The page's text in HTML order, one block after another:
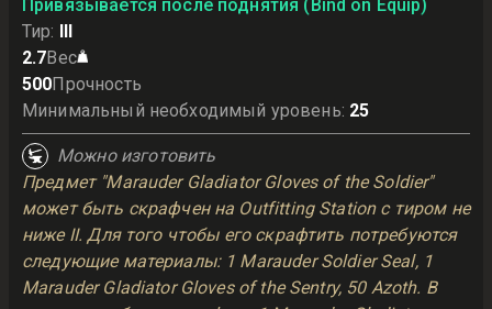
Привязывается после поднятия (Bind on Equip)
Тир: III
2.7Вес
500Прочность
Минимальный необходимый уровень: 25
Можно изготовить
Предмет "Marauder Gladiator Gloves of the Soldier"
может быть скрафчен на Outfitting Station с тиром не
ниже II. Для того чтобы его скрафтить потребуются
следующие материалы: 1 Marauder Soldier Seal, 1
Marauder Gladiator Gloves of the Sentry, 50 Azoth. В